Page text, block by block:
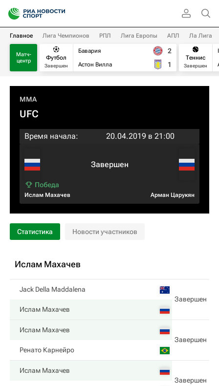
Главное Лига Чемпионов РПЛ Лига Европы АПЛ Ла Лига
Матч-
центр
Футбол
Завершен
Бавария
Астон Вилла
2
1
Теннис
Завершен
MMA
UFC
Время начала: 20.04.2019 в 21:00
Ислам Махачев
Завершен
Арман Царукян
Статистика Новости участников
Ислам Махачев
Jack Della Maddalena
Завершен
Ислам Махачев
Ислам Махачев
Завершен
Ренато Карнейро
Ислам Махачев
Завершен